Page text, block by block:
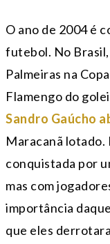
O ano de 2004 é
futebol. No
Palmeiras na
Flamengo do
Sandro Gaúcho
Maracanã lotado.
conquistada por
mas com
importância
que eles